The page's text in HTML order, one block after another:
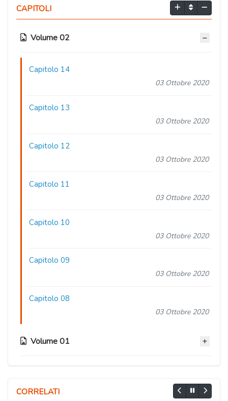
CAPITOLI
Volume 02
Capitolo 14
03 Ottobre 2020
Capitolo 13
03 Ottobre 2020
Capitolo 12
03 Ottobre 2020
Capitolo 11
03 Ottobre 2020
Capitolo 10
03 Ottobre 2020
Capitolo 09
03 Ottobre 2020
Capitolo 08
03 Ottobre 2020
Volume 01
03 Ottobre 2020
CORRELATI